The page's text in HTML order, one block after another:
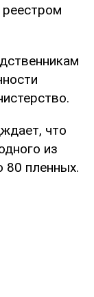
что
из
80 пленных.